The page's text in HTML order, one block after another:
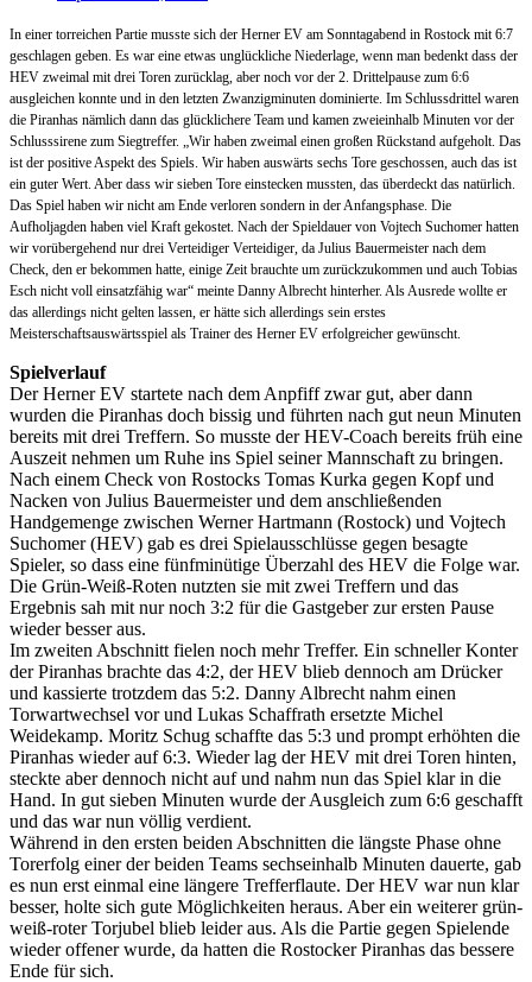
In einer torreichen Partie musste sich der Herner EV am Sonntagabend in Rostock mit 6:7
geschlagen geben. Es war eine etwas unglückliche Niederlage, wenn man bedenkt dass der
HEV zweimal mit drei Toren zurücklag, aber noch vor der 2. Drittelpause zum 6:6
ausgleichen konnte und in den letzten Zwanzigminuten dominierte. Im Schlussdrittel waren
die Piranhas nämlich dann das glücklichere Team und kamen zweieinhalb Minuten vor der
Schlusssirene zum Siegtreffer. „Wir haben zweimal einen großen Rückstand aufgeholt. Das
ist der positive Aspekt des Spiels. Wir haben auswärts sechs Tore geschossen, auch das ist
ein guter Wert. Aber dass wir sieben Tore einstecken mussten, das überdeckt das natürlich.
Das Spiel haben wir nicht am Ende verloren sondern in der Anfangsphase. Die
Aufholjagden haben viel Kraft gekostet. Nach der Spieldauer von Vojtech Suchomer hatten
wir vorübergehend nur drei Verteidiger Verteidiger, da Julius Bauermeister nach dem
Check, den er bekommen hatte, einige Zeit brauchte um zurückzukommen und auch Tobias
Esch nicht voll einsatzfähig war“ meinte Danny Albrecht hinterher. Als Ausrede wollte er
das allerdings nicht gelten lassen, er hätte sich allerdings sein erstes
Meisterschaftsauswärtsspiel als Trainer des Herner EV erfolgreicher gewünscht.
Spielverlauf
Der Herner EV startete nach dem Anpfiff zwar gut, aber dann
wurden die Piranhas doch bissig und führten nach gut neun Minuten
bereits mit drei Treffern. So musste der HEV-Coach bereits früh eine
Auszeit nehmen um Ruhe ins Spiel seiner Mannschaft zu bringen.
Nach einem Check von Rostocks Tomas Kurka gegen Kopf und
Nacken von Julius Bauermeister und dem anschließenden
Handgemenge zwischen Werner Hartmann (Rostock) und Vojtech
Suchomer (HEV) gab es drei Spielausschlüsse gegen besagte
Spieler, so dass eine fünfminütige Überzahl des HEV die Folge war.
Die Grün-Weiß-Roten nutzten sie mit zwei Treffern und das
Ergebnis sah mit nur noch 3:2 für die Gastgeber zur ersten Pause
wieder besser aus.
Im zweiten Abschnitt fielen noch mehr Treffer. Ein schneller Konter
der Piranhas brachte das 4:2, der HEV blieb dennoch am Drücker
und kassierte trotzdem das 5:2. Danny Albrecht nahm einen
Torwartwechsel vor und Lukas Schaffrath ersetzte Michel
Weidekamp. Moritz Schug schaffte das 5:3 und prompt erhöhten die
Piranhas wieder auf 6:3. Wieder lag der HEV mit drei Toren hinten,
steckte aber dennoch nicht auf und nahm nun das Spiel klar in die
Hand. In gut sieben Minuten wurde der Ausgleich zum 6:6 geschafft
und das war nun völlig verdient.
Während in den ersten beiden Abschnitten die längste Phase ohne
Torerfolg einer der beiden Teams sechseinhalb Minuten dauerte, gab
es nun erst einmal eine längere Trefferflaute. Der HEV war nun klar
besser, holte sich gute Möglichkeiten heraus. Aber ein weiterer grün-
weiß-roter Torjubel blieb leider aus. Als die Partie gegen Spielende
wieder offener wurde, da hatten die Rostocker Piranhas das bessere
Ende für sich.